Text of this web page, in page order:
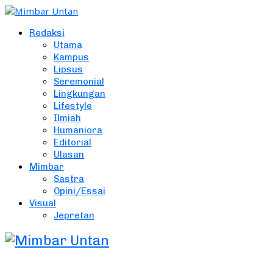
Redaksi
Utama
Kampus
Lipsus
Seremonial
Lingkungan
Lifestyle
Ilmiah
Humaniora
Editorial
Ulasan
Mimbar
Sastra
Opini/Essai
Visual
Jepretan